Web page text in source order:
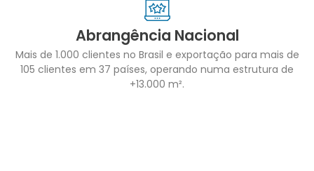
Abrangência Nacional
Mais de 1.000 clientes no Brasil e exportação para mais de
105 clientes em 37 países, operando numa estrutura de
+13.000 m².